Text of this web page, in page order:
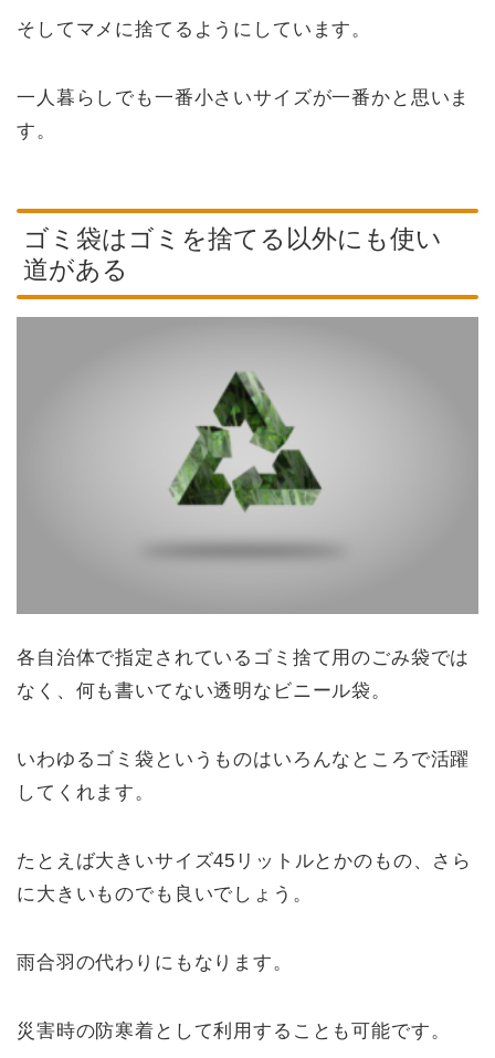
そしてマメに捨てるようにしています。
一人暮らしでも一番小さいサイズが一番かと思いま
す。
ゴミ袋はゴミを捨てる以外にも使い
道がある
各自治体で指定されているゴミ捨て用のごみ袋では
なく、何も書いてない透明なビニール袋。
いわゆるゴミ袋というものはいろんなところで活躍
してくれます。
たとえば大きいサイズ45リットルとかのもの、さら
に大きいものでも良いでしょう。
雨合羽の代わりにもなります。
災害時の防寒着として利用することも可能です。